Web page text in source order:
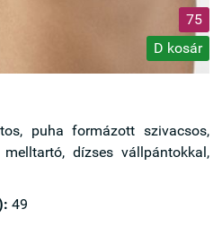
75
D kosár
puha formázott szivacsos,
dízses vállpántokkal,
49